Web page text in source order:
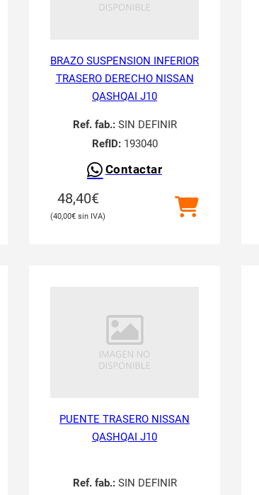
BRAZO SUSPENSION INFERIOR
TRASERO DERECHO NISSAN
QASHQAI J10
Ref. fab.:SIN DEFINIR
RefID:193040
Contactar
48,40€
40,00€
PUENTE TRASERO NISSAN
QASHQAI J10
Ref. fab.:SIN DEFINIR